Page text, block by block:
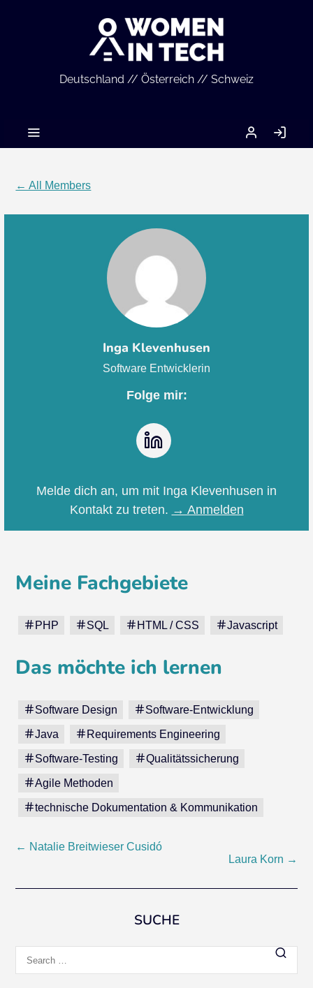
Deutschland // Österreich // Schweiz
MEIN
ACCOUNT
IN
← All Members
Inga Klevenhusen
Software Entwicklerin
Folge mir:
Melde dich an, um mit Inga Klevenhusen in
Kontakt zu treten. → Anmelden
Meine Fachgebiete
PHP SQL HTML / CSS Javascript
Das möchte ich lernen
Software Design Software-Entwicklung
Java Requirements Engineering
Software-Testing Qualitätssicherung
Agile Methoden
technische Dokumentation & Kommunikation
Post
← Natalie Breitwieser Cusidó
Laura Korn →
SUCHE
for: